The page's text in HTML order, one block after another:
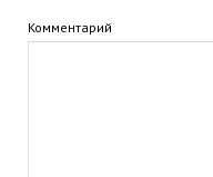
Комментарий